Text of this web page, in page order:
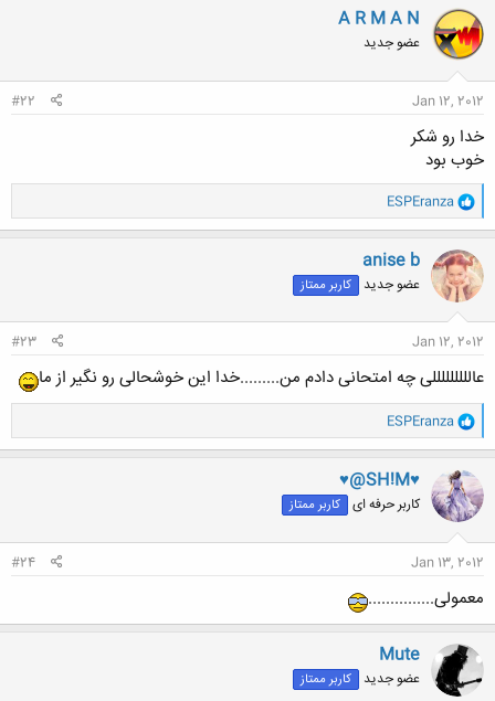
A R M A N
عضو جدید
Jan 12, 2012
#22
خدا رو شکر
خوب بود
و
ا
ک
ن
ش
ه
ا
ESPEranza
anise b
عضو جدید کاربر ممتاز
Jan 12, 2012
#23
عالللللللللی چه امتحانی دادم من.........خدا این خوشحالی رو نگیر از ما
و
ا
ک
ن
ش
ه
ا
ESPEranza
♥@SH!M♥
کاربر حرفه ای کاربر ممتاز
Jan 13, 2012
#24
معمولی...............
Mute
عضو جدید کاربر ممتاز